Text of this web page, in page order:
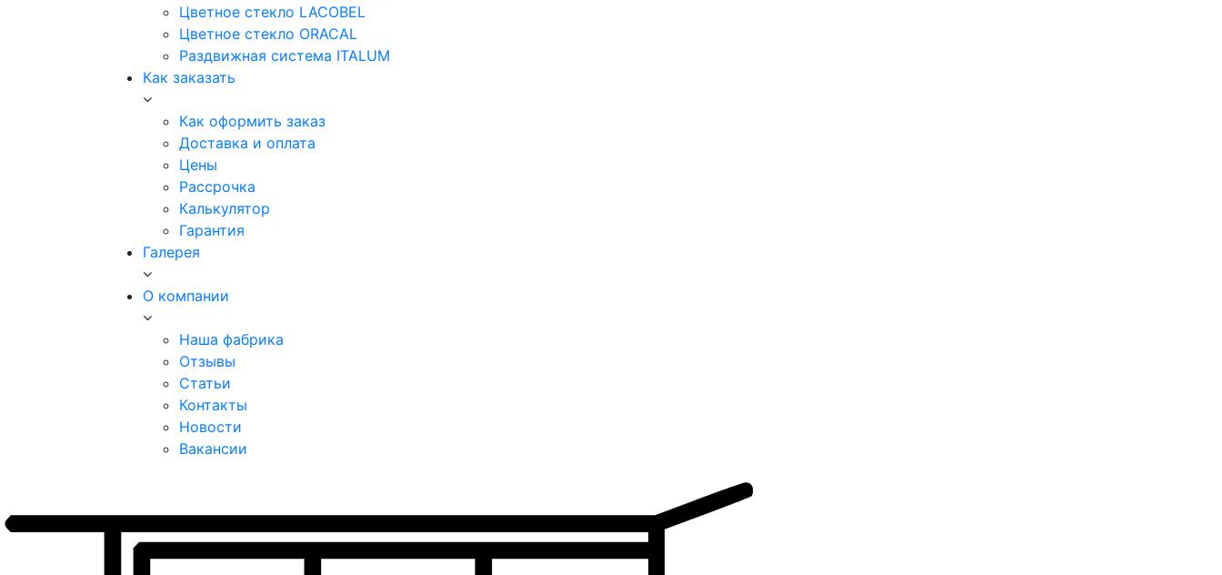
Цветное стекло LACOBEL
Цветное стекло ORACAL
Раздвижная система ITALUM
Как заказать
Как оформить заказ
Доставка и оплата
Цены
Рассрочка
Калькулятор
Гарантия
Галерея
О компании
Наша фабрика
Отзывы
Статьи
Контакты
Новости
Вакансии